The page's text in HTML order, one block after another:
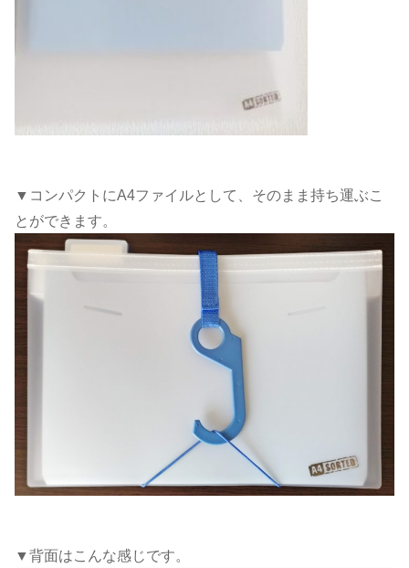
▼コンパクトにA4ファイルとして、そのまま持ち運ぶこ
とができます。
▼背面はこんな感じです。